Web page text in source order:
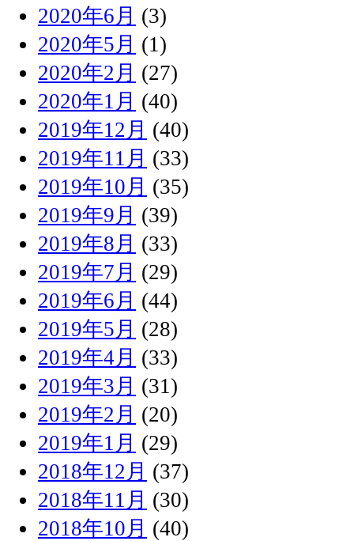
2020年6月 (3)
2020年5月 (1)
2020年2月 (27)
2020年1月 (40)
2019年12月 (40)
2019年11月 (33)
2019年10月 (35)
2019年9月 (39)
2019年8月 (33)
2019年7月 (29)
2019年6月 (44)
2019年5月 (28)
2019年4月 (33)
2019年3月 (31)
2019年2月 (20)
2019年1月 (29)
2018年12月 (37)
2018年11月 (30)
2018年10月 (40)